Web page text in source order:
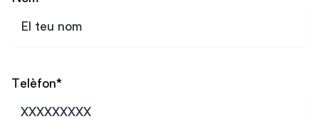
Telèfon*